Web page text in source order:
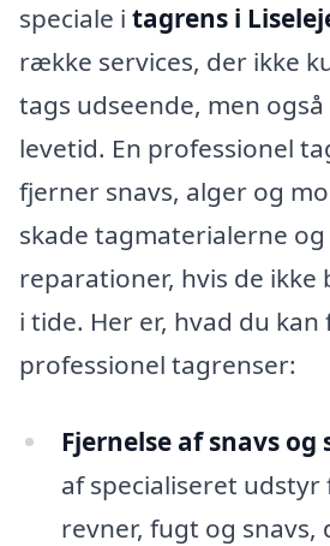
speciale i tagrens i
række services, der ikke
tags udseende, men
levetid. En professionel
fjerner snavs, alger og
skade tagmaterialerne
reparationer, hvis de ikke
i tide. Her er, hvad du
professionel tagrenser:
Fjernelse af snavs og
af specialiseret
revner, fugt og snavs,